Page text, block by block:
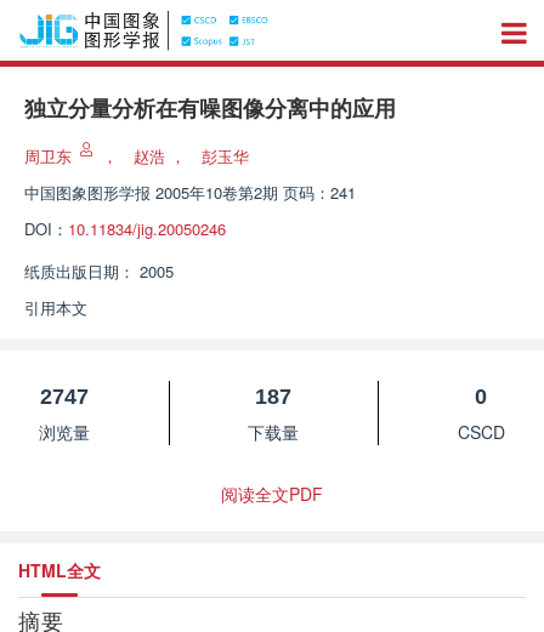
独立分量分析在有噪图像分离中的应用
周卫东 ， 赵浩 ，
彭玉华
中国图象图形学报 2005年10卷第2期 页码：241
DOI： 10.11834/jig.20050246
纸质出版日期： 2005
引用本文
2747
浏览量
187
下载量
0
CSCD
阅读全文PDF
HTML全文
摘要